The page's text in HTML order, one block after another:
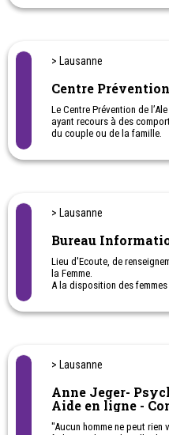
- l'intégrité sexuelle (viol,
- la maltraitance sur les
- les cas graves de
graves, tentative
couple, etc.);
massages, traite d'êtres
> Lausanne
Centre
Le Centre Prévention de
ayant recours à des
du couple ou de la famille.
> Lausanne
Bureau
Lieu d'Ecoute, de
la Femme.
A la disposition des
> Lausanne
Anne Jeger-
Aide en ligne -
"Aucun homme ne peut rien